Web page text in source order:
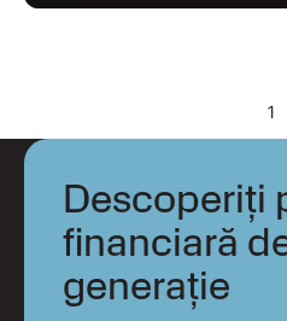
1
Descoperiți
financiară
generație